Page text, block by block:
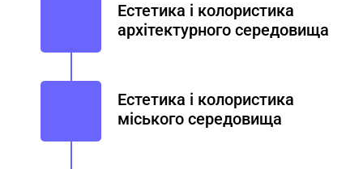
Естетика i колористика
архiтектурного середовища
Естетика i колористика
міського середовища